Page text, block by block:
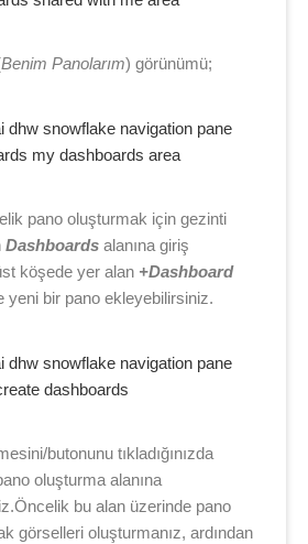
Benim Panolarım) görünümü;
pano oluşturmak için gezinti
Dashboards alanına giriş
köşede yer alan +Dashboard
yeni bir pano ekleyebilirsiniz.
butonunu tıkladığınızda
oluşturma alanına
bu alan üzerinde pano
görselleri oluşturmanız, ardından